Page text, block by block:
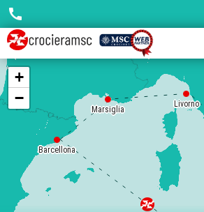
Barcellona
Livorno
Marsiglia
+
−
call